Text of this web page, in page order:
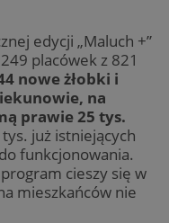
edycji „Maluch +”
placówek z 821
nowe żłobki i
na
prawie 25 tys.
już istniejących
funkcjonowania.
cieszy się w
mieszkańców nie